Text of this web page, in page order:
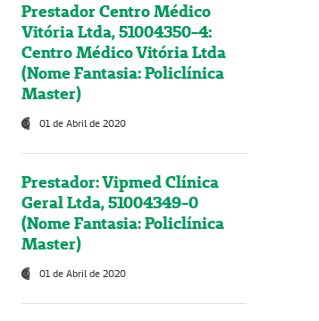
Prestador Centro Médico
Vitória Ltda, 51004350-4:
Centro Médico Vitória Ltda
(Nome Fantasia: Policlínica
Master)
01 de Abril de 2020
Prestador: Vipmed Clínica
Geral Ltda, 51004349-0
(Nome Fantasia: Policlínica
Master)
01 de Abril de 2020